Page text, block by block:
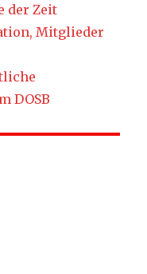
der Zeit
Mitglieder
DOSB